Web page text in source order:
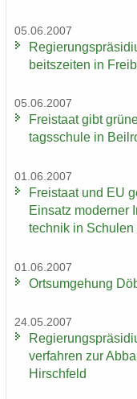
05.06.2007
beits­zei­ten in
05.06.2007
Frei­staat gibt
tags­schu­le in
01.06.2007
Frei­staat und EU
Ein­satz mo­der­ner
tech­nik in
01.06.2007
Orts­um­ge­hung
24.05.2007
verfahren zur
Hirsch­feld